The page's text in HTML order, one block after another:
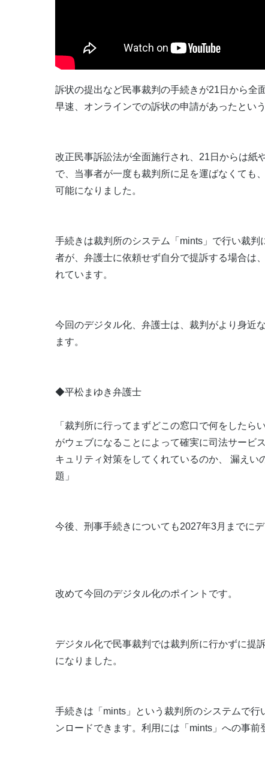
訴状の提出など民事裁判の手続きが21日から全
早速、オンラインでの訴状の申請があったという
改正民事訴訟法が全面施行され、21日からは紙
で、当事者が一度も裁判所に足を運ばなくても
可能になりました。
手続きは裁判所のシステム「mints」で行い裁
者が、弁護士に依頼せず自分で提訴する場合は
れています。
今回のデジタル化、弁護士は、裁判がより身近
ます。
◆平松まゆき弁護士
「裁判所に行ってまずどこの窓口で何をした
がウェブになることによって確実に司法サービ
キュリティ対策をしてくれているのか、 漏え
題」
今後、刑事手続きについても2027年3月までに
改めて今回のデジタル化のポイントです。
デジタル化で民事裁判では裁判所に行かずに提
になりました。
手続きは「mints」という裁判所のシステムで
ンロードできます。利用には「mints」への事前